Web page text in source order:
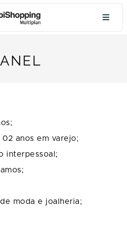
anos em varejo;
interpessoal;
moda e joalheria;